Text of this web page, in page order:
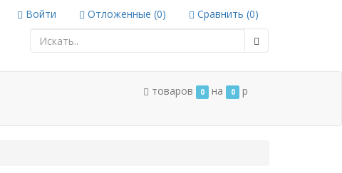
Войти Отложенные (0) Сравнить (0)
товаров 0 на 0 p